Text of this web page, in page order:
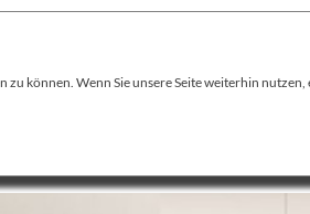
können. Wenn Sie unsere Seite weiterhin
Stamminger